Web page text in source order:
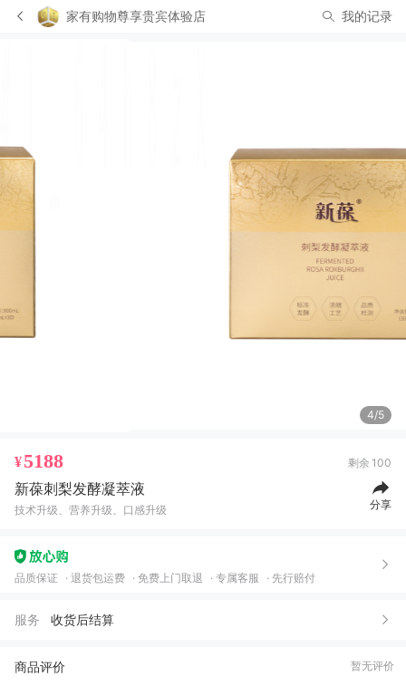
家有购物尊享贵宾体验店 我的记录
4/5
¥5188 剩余 100
新葆刺梨发酵凝萃液
技术升级、营养升级、口感升级 分享
品质保证 退货包运费 免费上门取退 专属客服 先行赔付
服务 收货后结算
商品评价 暂无评价